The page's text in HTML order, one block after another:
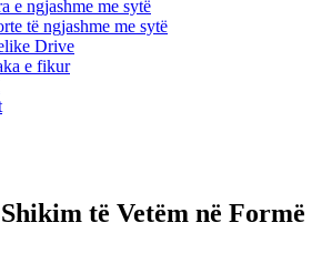
e ngjashme me sytë
të ngjashme me sytë
Drive
e fikur
të Vetëm në Formë